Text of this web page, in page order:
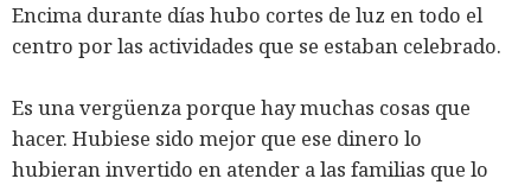
Encima durante días hubo cortes de luz en todo el
centro por las actividades que se estaban celebrado.
Es una vergüenza porque hay muchas cosas que
hacer. Hubiese sido mejor que ese dinero lo
hubieran invertido en atender a las familias que lo